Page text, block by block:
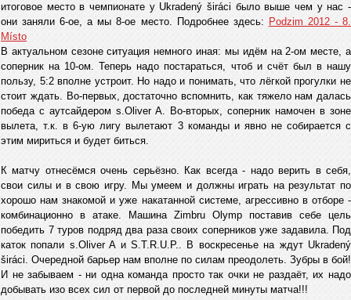
итоговое место в чемпионате у Ukradený širáci было выше чем у нас -
они заняли 6-ое, а мы 8-ое место. Подробнее здесь: Podzim 2012 - 8.
Místo
В актуальном сезоне ситуация немного иная: мы идём на 2-ом месте, а
соперник на 10-ом. Теперь надо постараться, чтоб и счёт был в нашу
пользу, 5:2 вполне устроит. Но надо и понимать, что лёгкой прогулки не
стоит ждать. Во-первых, достаточно вспомнить, как тяжело нам далась
победа с аутсайдером s.Oliver A. Во-вторых, соперник намочен в зоне
вылета, т.к. в 6-ую лигу вылетают 3 команды и явно не собирается с
этим мириться и будет биться.
К матчу отнесёмся очень серьёзно. Как всегда - надо верить в себя,
свои силы и в свою игру. Мы умеем и должны играть на результат по
хорошо нам знакомой и уже накатанной системе, агрессивно в отборе -
комбинационно в атаке. Машина Zimbru Olymp поставив себе цель
победить 7 туров подряд два раза своих соперников уже задавила. Под
каток попали s.Oliver A и S.T.R.U.P.. В воскресенье на ждут Ukradený
širáci. Очередной барьер нам вполне по силам преодолеть. Зубры в бой!
И не забываем - ни одна команда просто так очки не раздаёт, их надо
добывать изо всех сил от первой до последней минуты матча!!!